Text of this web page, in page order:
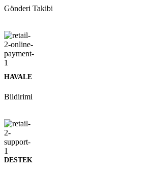
Gönderi Takibi
HAVALE
Bildirimi
DESTEK